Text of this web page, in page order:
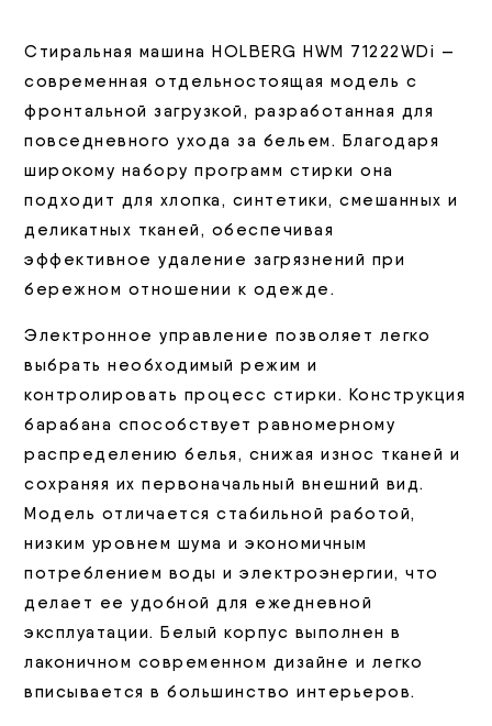
Стиральная машина HOLBERG HWM 71222WDi —
современная отдельностоящая модель с
фронтальной загрузкой, разработанная для
повседневного ухода за бельем. Благодаря
широкому набору программ стирки она
подходит для хлопка, синтетики, смешанных и
деликатных тканей, обеспечивая
эффективное удаление загрязнений при
бережном отношении к одежде.
Электронное управление позволяет легко
выбрать необходимый режим и
контролировать процесс стирки. Конструкция
барабана способствует равномерному
распределению белья, снижая износ тканей и
сохраняя их первоначальный внешний вид.
Модель отличается стабильной работой,
низким уровнем шума и экономичным
потреблением воды и электроэнергии, что
делает ее удобной для ежедневной
эксплуатации. Белый корпус выполнен в
лаконичном современном дизайне и легко
вписывается в большинство интерьеров.